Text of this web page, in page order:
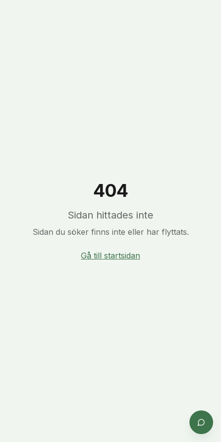
404
Sidan hittades inte
Sidan du söker finns inte eller har flyttats.
Gå till startsidan